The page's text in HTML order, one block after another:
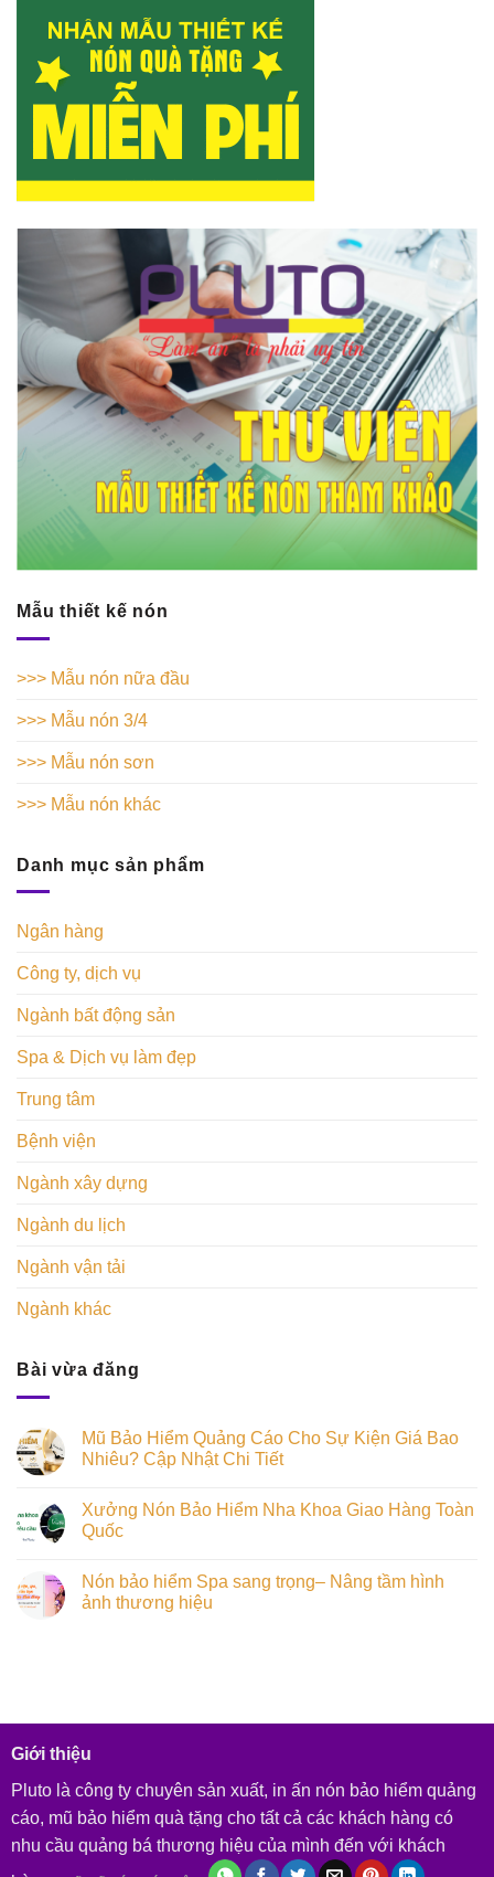
Mẫu thiết kế nón
>>> Mẫu nón nữa đầu
>>> Mẫu nón 3/4
>>> Mẫu nón sơn
>>> Mẫu nón khác
Danh mục sản phẩm
Ngân hàng
Công ty, dịch vụ
Ngành bất động sản
Spa & Dịch vụ làm đẹp
Trung tâm
Bệnh viện
Ngành xây dựng
Ngành du lịch
Ngành vận tải
Ngành khác
Bài vừa đăng
Mũ Bảo Hiểm Quảng Cáo Cho Sự Kiện Giá Bao
Nhiêu? Cập Nhật Chi Tiết
Xưởng Nón Bảo Hiểm Nha Khoa Giao Hàng Toàn
Quốc
Nón bảo hiểm Spa sang trọng– Nâng tầm hình
ảnh thương hiệu
Giới thiệu
Pluto là công ty chuyên sản xuất, in ấn nón bảo hiểm quảng
cáo, mũ bảo hiểm quà tặng cho tất cả các khách hàng có
nhu cầu quảng bá thương hiệu của mình đến với khách